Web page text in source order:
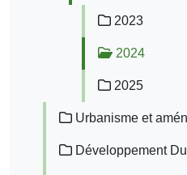
2023
2024
2025
Urbanisme et
Développement